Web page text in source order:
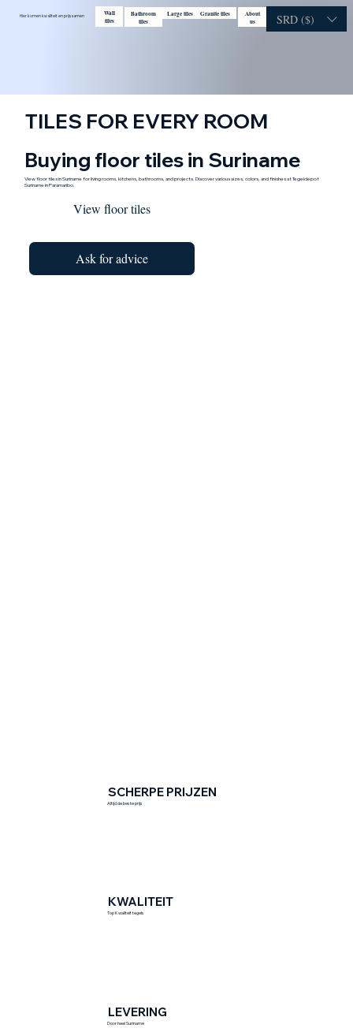
Wall
tiles
Bathroom
tiles
Large tiles Granite tiles
About
us
SRD ($)
Hier komen kwaliteit en prijs samen
TILES FOR EVERY ROOM
Buying floor tiles in Suriname
View floor tiles in Suriname for living rooms, kitchens, bathrooms, and projects. Discover various sizes, colors, and finishes at Tegeldepot
Suriname in Paramaribo.
View floor tiles
Ask for advice
SCHERPE PRIJZEN
Altijd de beste prijs
KWALITEIT
Top Kwaliteit tegels
LEVERING
Door heel Suriname